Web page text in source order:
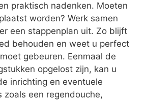
praktisch nadenken. Moeten
worden? Werk samen
een stappenplan uit. Zo blijft
behouden en weet u perfect
gebeuren. Eenmaal de
opgelost zijn, kan u
inrichting en eventuele
zoals een regendouche,